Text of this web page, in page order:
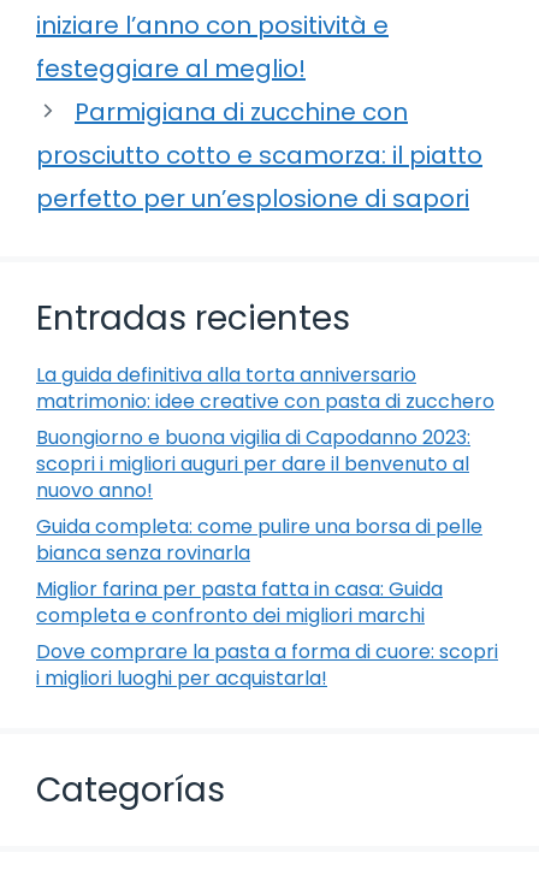
iniziare l’anno con positività e
festeggiare al meglio!
Parmigiana di zucchine con
prosciutto cotto e scamorza: il piatto
perfetto per un’esplosione di sapori
Entradas recientes
La guida definitiva alla torta anniversario
matrimonio: idee creative con pasta di zucchero
Buongiorno e buona vigilia di Capodanno 2023:
scopri i migliori auguri per dare il benvenuto al
nuovo anno!
Guida completa: come pulire una borsa di pelle
bianca senza rovinarla
Miglior farina per pasta fatta in casa: Guida
completa e confronto dei migliori marchi
Dove comprare la pasta a forma di cuore: scopri
i migliori luoghi per acquistarla!
Categorías